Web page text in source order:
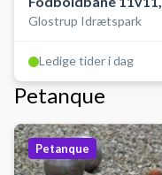
kunstgræs, ude
Glostrup Idrætspark
Ledige tider i dag
Petanque
Petanque